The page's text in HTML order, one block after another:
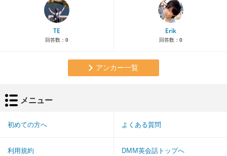
TE
回答数： 0
Erik
回答数： 0
アンカー一覧
メニュー
初めての方へ よくある質問
利用規約 DMM英会話トップへ